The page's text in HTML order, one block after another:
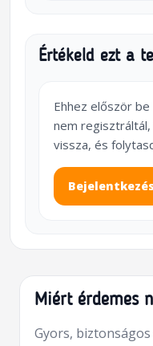
Értékeld ezt a
Ehhez először
nem
vissza, és
Miért érdemes
Gyors,